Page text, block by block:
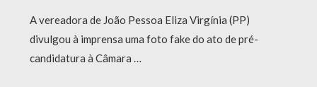
A vereadora de João Pessoa Eliza Virgínia (PP)
divulgou à imprensa uma foto fake do ato de pré-
candidatura à Câmara …